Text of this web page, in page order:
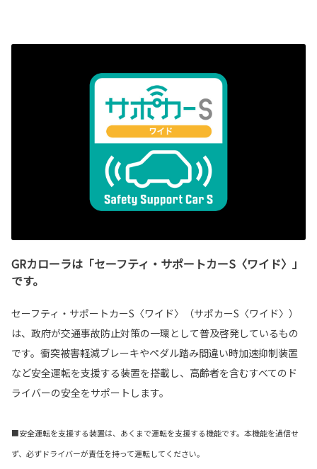
GRカローラは「セーフティ・サポートカーS〈ワイド〉」
です。
セーフティ・サポートカーS〈ワイド〉（サポカーS〈ワイド〉）
は、政府が交通事故防止対策の一環として普及啓発しているもの
です。衝突被害軽減ブレーキやペダル踏み間違い時加速抑制装置
など安全運転を支援する装置を搭載し、高齢者を含むすべてのド
ライバーの安全をサポートします。
■安全運転を支援する装置は、あくまで運転を支援する機能です。本機能を過信せ
ず、必ずドライバーが責任を持って運転してください。